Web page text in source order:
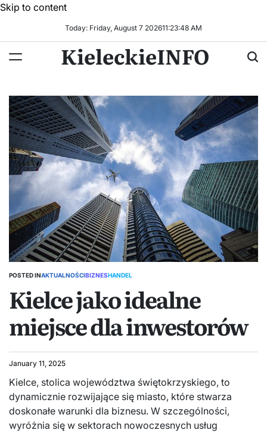
Skip to content
Today: Friday, August 7 202611:23:49 AM
KieleckieINFO
POSTED INAKTUALNOŚCIBIZNESHANDEL
Kielce jako idealne
miejsce dla inwestorów
January 11, 2025
Kielce, stolica województwa świętokrzyskiego, to
dynamicznie rozwijające się miasto, które stwarza
doskonałe warunki dla biznesu. W szczególności,
wyróżnia się w sektorach nowoczesnych usług